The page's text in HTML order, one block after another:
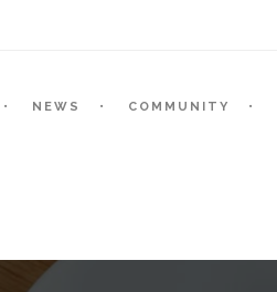
NEWS COMMUNITY